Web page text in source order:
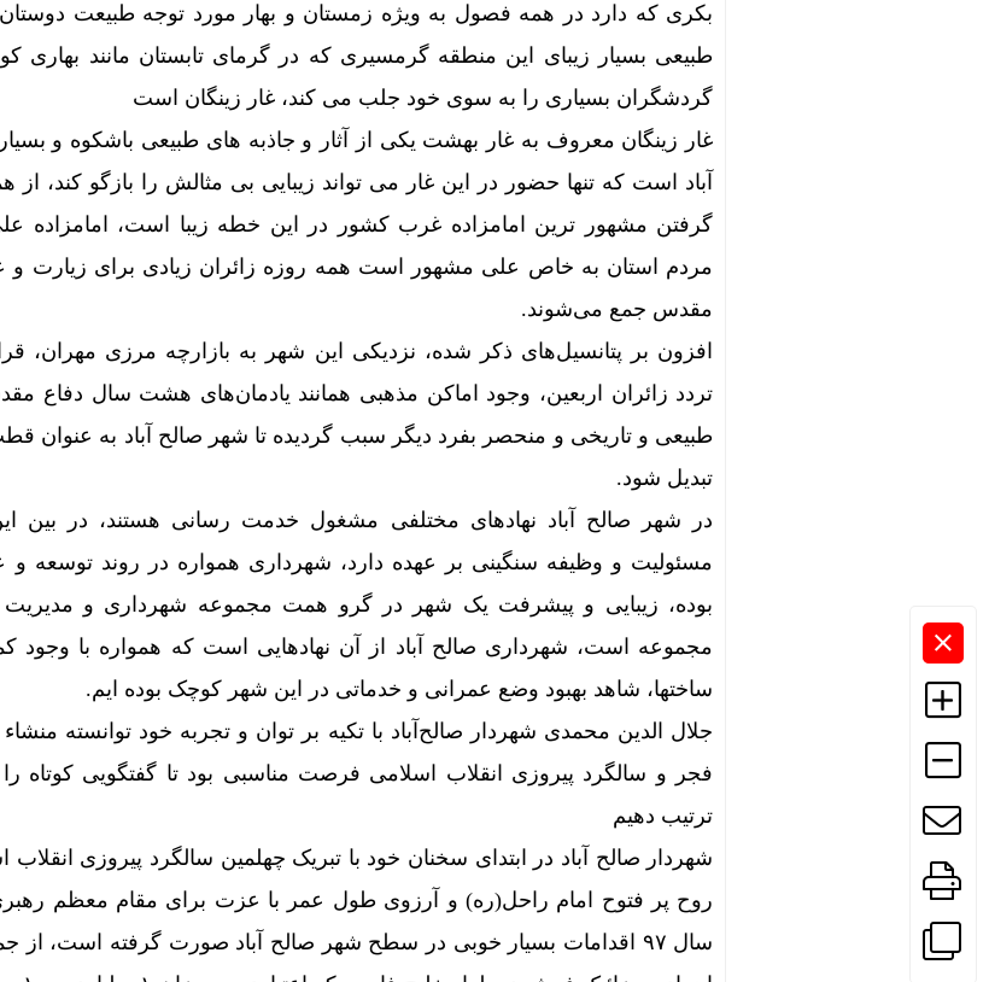
بکری که دارد در همه فصول به ویژه زمستان و بهار مورد توجه طبیعت دوستان
طبیعی بسیار زیبای این منطقه گرمسیری که در گرمای تابستان مانند بهاری
گردشگران بسیاری را به سوی خود جلب می کند، غار زینگان است
غار زینگان معروف به غار بهشت یکی از آثار و جاذبه های طبیعی باشکوه و
آباد است که تنها حضور در این غار می تواند زیبایی بی مثالش را بازگو کند، از
گرفتن مشهور ترین امامزاده غرب کشور در این خطه زیبا است، امامزاده
مردم استان به خاص علی مشهور است همه روزه زائران زیادی برای زیارت و
مقدس جمع می‌شوند.
افزون بر پتانسیل‌های ذکر شده، نزدیکی این شهر به بازارچه مرزی مهران،
تردد زائران اربعین، وجود اماکن مذهبی همانند یادمان‌های هشت سال دفاع
طبیعی و تاریخی و منحصر بفرد دیگر سبب گردیده تا شهر صالح آباد به عنوان
تبدیل شود.
در شهر صالح آباد نهادهای مختلفی مشغول خدمت رسانی هستند، در بین
مسئولیت و وظیفه سنگینی بر عهده دارد، شهرداری همواره در روند توسعه
بوده، زیبایی و پیشرفت یک شهر در گرو همت مجموعه شهرداری و
مجموعه است، شهرداری صالح آباد از آن نهادهایی است که همواره با وجود
ساختها، شاهد بهبود وضع عمرانی و خدماتی در این شهر کوچک بوده ایم.
جلال الدین محمدی شهردار صالح‌آباد با تکیه بر توان و تجربه خود توانسته
فجر و سالگرد پیروزی انقلاب اسلامی فرصت مناسبی بود تا گفتگویی کوتاه
ترتیب دهیم
شهردار صالح آباد در ابتدای سخنان خود با تبریک چهلمین سالگرد پیروزی انقلاب
روح پر فتوح امام راحل(ره) و آرزوی طول عمر با عزت برای مقام معظم
سال ۹۷ اقدامات بسیار خوبی در سطح شهر صالح آباد صورت گرفته است، از